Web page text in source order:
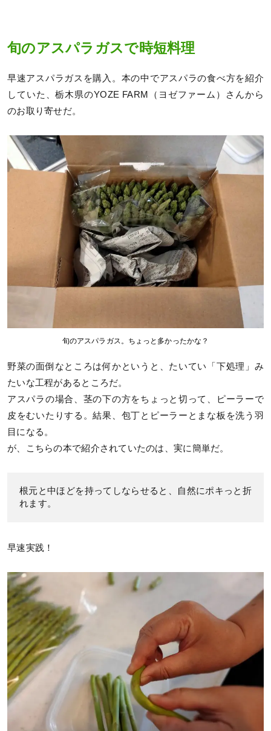
旬のアスパラガスで時短料理
早速アスパラガスを購入。本の中でアスパラの食べ方を紹介
していた、栃木県のYOZE FARM（ヨゼファーム）さんから
のお取り寄せだ。
旬のアスパラガス。ちょっと多かったかな？
野菜の面倒なところは何かというと、たいてい「下処理」み
たいな工程があるところだ。
アスパラの場合、茎の下の方をちょっと切って、ピーラーで
皮をむいたりする。結果、包丁とピーラーとまな板を洗う羽
目になる。
が、こちらの本で紹介されていたのは、実に簡単だ。
根元と中ほどを持ってしならせると、自然にポキっと折
れます。
早速実践！